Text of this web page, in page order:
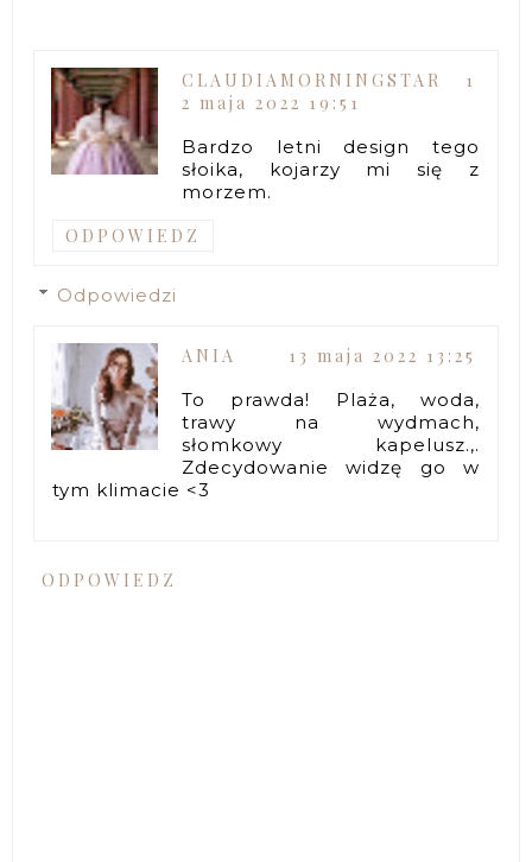
CLAUDIAMORNINGSTAR
1
2 maja 2022 19:51
Bardzo letni design tego
słoika, kojarzy mi się z
morzem.
ODPOWIEDZ
Odpowiedzi
ANIA
13 maja 2022 13:25
To prawda! Plaża, woda,
trawy na wydmach,
słomkowy kapelusz.,.
Zdecydowanie widzę go w
tym klimacie <3
ODPOWIEDZ